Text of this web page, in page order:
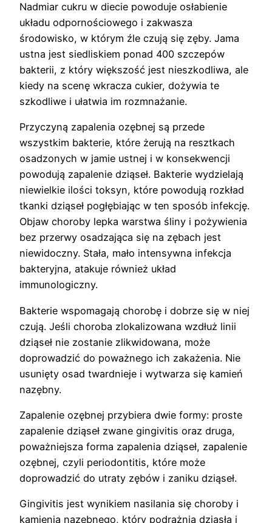
Nadmiar cukru w diecie powoduje osłabienie
układu odpornościowego i zakwasza
środowisko, w którym źle czują się zęby. Jama
ustna jest siedliskiem ponad 400 szczepów
bakterii, z który większość jest nieszkodliwa, ale
kiedy na scenę wkracza cukier, dożywia te
szkodliwe i ułatwia im rozmnażanie.
Przyczyną zapalenia ozębnej są przede
wszystkim bakterie, które żerują na resztkach
osadzonych w jamie ustnej i w konsekwencji
powodują zapalenie dziąseł. Bakterie wydzielają
niewielkie ilości toksyn, które powodują rozkład
tkanki dziąseł pogłębiając w ten sposób infekcję.
Objaw choroby lepka warstwa śliny i pożywienia
bez przerwy osadzająca się na zębach jest
niewidoczny. Stała, mało intensywna infekcja
bakteryjna, atakuje również układ
immunologiczny.
Bakterie wspomagają chorobę i dobrze się w niej
czują. Jeśli choroba zlokalizowana wzdłuż linii
dziąseł nie zostanie zlikwidowana, może
doprowadzić do poważnego ich zakażenia. Nie
usunięty osad twardnieje i wytwarza się kamień
nazębny.
Zapalenie ozębnej przybiera dwie formy: proste
zapalenie dziąseł zwane gingivitis oraz druga,
poważniejsza forma zapalenia dziąseł, zapalenie
ozębnej, czyli periodontitis, które może
doprowadzić do utraty zębów i zaniku dziąseł.
Gingivitis jest wynikiem nasilania się choroby i
kamienia nazębnego, który podrażnia dziąsła i